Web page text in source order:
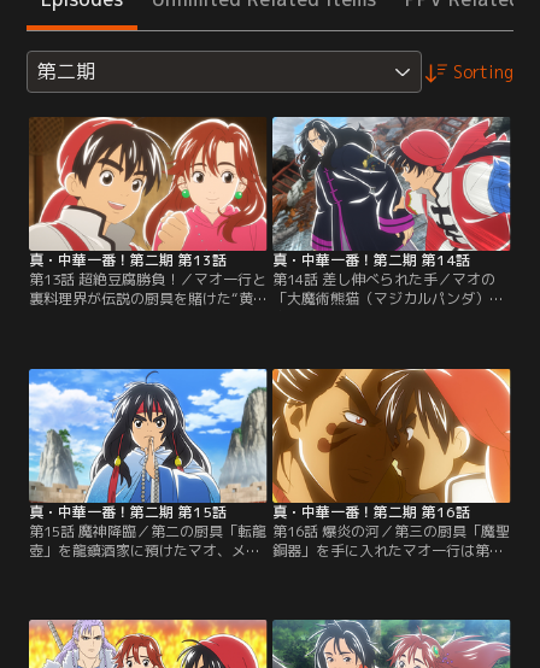
第二期 Sorting
真・中華一番！第二期 第13話
第13話 超絶豆腐勝負！／マオ一行と
裏料理界が伝説の厨具を賭けた“黄
かし、決戦前夜にマオが準備してい
た大豆に異変が…。不意の災いの中
から福に転じるヒントを得たマオが
出した料理とは！？【提供：バンダ
イチャンネル】
真・中華一番！第二期 第14話
第14話 差し伸べられた手／マオの
「大魔術熊猫（マジカルパンダ）豆
判定はいかに！？壮烈なる“黄浦江
楼麟艦 宴席料理決戦”の勝敗はこの
長江四千里の終着点、上海で決着が
つく！【提供：バンダイチャンネ
ル】
真・中華一番！第二期 第15話
第15話 魔神降臨／第二の厨具「転龍
壺」を龍鎮酒家に預けたマオ、メイ
村民達。彼らを支配していたのは謎
の“アワビ魔神”だった。【提供：バ
真・中華一番！第二期 第16話
第16話 爆炎の河／第三の厨具「魔聖
銅器」を手に入れたマオ一行は第四
き出す。その先陣を切ったのは「爆
炎厨師」の異名をもつ“豹子頭”アル